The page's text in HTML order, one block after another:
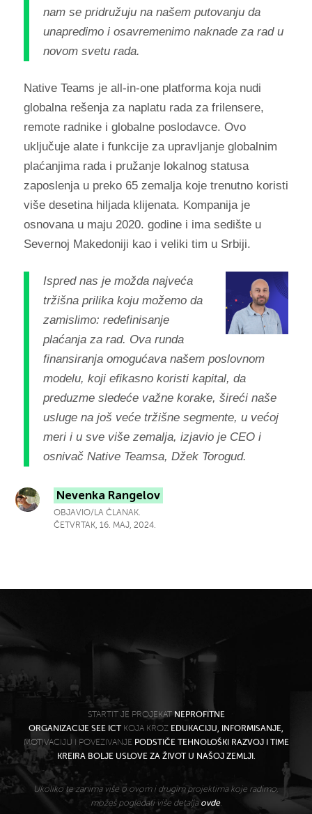
nam se pridružuju na našem putovanju da
unapredimo i osavremenimo naknade za rad u
novom svetu rada.
Native Teams je all-in-one platforma koja nudi
globalna rešenja za naplatu rada za frilensere,
remote radnike i globalne poslodavce. Ovo
uključuje alate i funkcije za upravljanje globalnim
plaćanjima rada i pružanje lokalnog statusa
zaposlenja u preko 65 zemalja koje trenutno koristi
više desetina hiljada klijenata. Kompanija je
osnovana u maju 2020. godine i ima sedište u
Severnoj Makedoniji kao i veliki tim u Srbiji.
Ispred nas je možda najveća
tržišna prilika koju možemo da
zamislimo: redefinisanje
plaćanja za rad. Ova rundа
finansiranja omogućava našem poslovnom
modelu, koji efikasno koristi kapital, da
preduzme sledeće važne korake, šireći naše
usluge na još veće tržišne segmente, u većoj
meri i u sve više zemalja, izjavio je CEO i
osnivač Native Teamsa, Džek Torogud.
Nevenka Rangelov
OBJAVIO/LA ČLANAK.
ČETVRTAK, 16. MAJ, 2024.
STARTIT JE PROJEKAT NEPROFITNE
ORGANIZACIJE SEE ICTKOJA KROZ EDUKACIJU, INFORMISANJE,
MOTIVACIJU I POVEZIVANJE PODSTIČE TEHNOLOŠKI RAZVOJ I TIME
KREIRA BOLJE USLOVE ZA ŽIVOT U NAŠOJ ZEMLJI.
Ukoliko te zanima više o ovom i drugim projektima koje radimo,
možeš pogledati više detalja ovde.